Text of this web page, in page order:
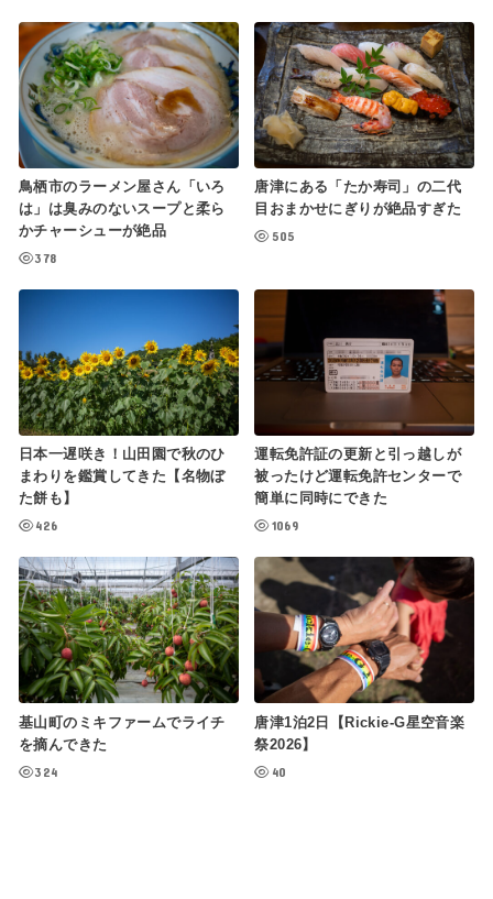
鳥栖市のラーメン屋さん「いろ
は」は臭みのないスープと柔ら
かチャーシューが絶品
378
唐津にある「たか寿司」の二代
目おまかせにぎりが絶品すぎた
505
日本一遅咲き！山田園で秋のひ
まわりを鑑賞してきた【名物ぼ
た餅も】
426
運転免許証の更新と引っ越しが
被ったけど運転免許センターで
簡単に同時にできた
1069
基山町のミキファームでライチ
を摘んできた
324
唐津1泊2日【Rickie-G星空音楽
祭2026】
40